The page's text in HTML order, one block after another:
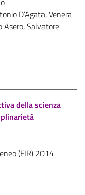
D’Agata, Venera
Asero, Salvatore
della scienza
(FIR) 2014